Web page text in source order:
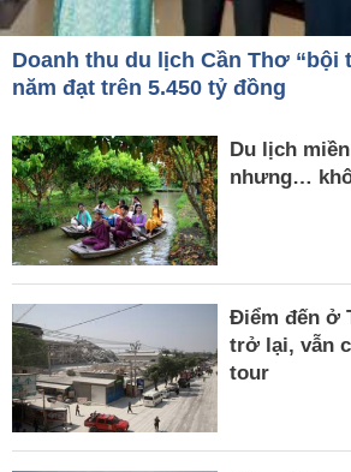
Doanh thu du lịch Cần Thơ “bội
năm đạt trên 5.450 tỷ đồng
Du lịch
nhưng…
Điểm đến ở
trở lại, vẫn
tour